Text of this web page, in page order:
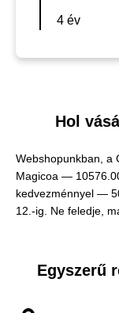
4 év
Hol
Webshopunkban, a
Magicoa —
kedvezménnyel —
12.-ig. Ne feledje,
Egyszerű